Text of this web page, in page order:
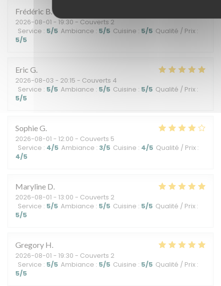
Frédéric B
2026-08-01 - 19:30 - Couverts 2
Service : 5/5 Ambiance : 5/5 Cuisine : 5/5 Qualité / Prix :
5/5
Eric G
2026-08-03 - 20:15 - Couverts 4
Service : 5/5 Ambiance : 5/5 Cuisine : 5/5 Qualité / Prix :
5/5
SophieG
2026-08-01 - 12:00 - Couverts 5
Service : 4/5 Ambiance : 3/5 Cuisine : 4/5 Qualité / Prix :
4/5
Maryline D
2026-08-01 - 13:00 - Couverts 2
Service : 5/5 Ambiance : 5/5 Cuisine : 5/5 Qualité / Prix :
5/5
Gregory H
2026-08-01 - 19:30 - Couverts 2
Service : 5/5 Ambiance : 5/5 Cuisine : 5/5 Qualité / Prix :
5/5